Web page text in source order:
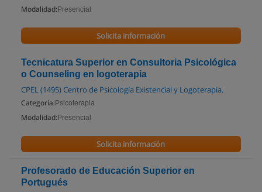
Modalidad: Presencial
Solicita información
Tecnicatura Superior en Consultoria Psicológica
o Counseling en logoterapia
CPEL (1495) Centro de Psicología Existencial y Logoterapia.
Categoría: Psicoterapia
Modalidad: Presencial
Solicita información
Profesorado de Educación Superior en
Portugués